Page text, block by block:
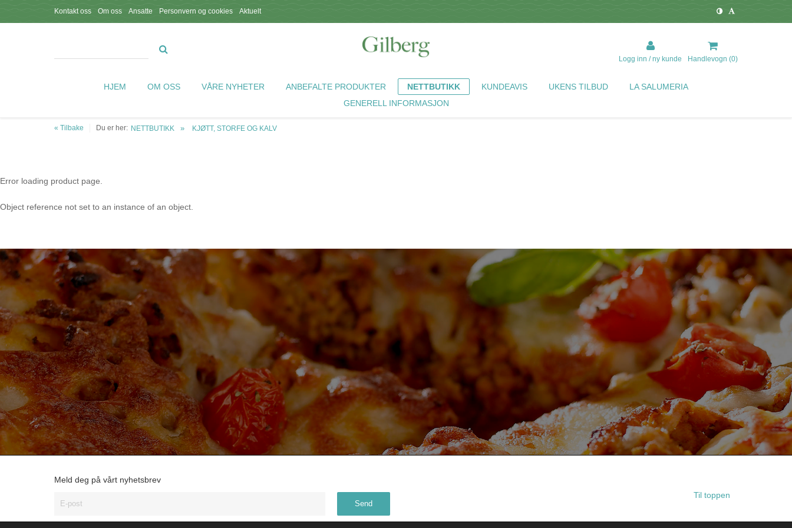
Kontakt oss Om oss Ansatte Personvern og cookies Aktuelt
Logg inn / ny kunde Handlevogn (0)
HJEM OM OSS VÅRE NYHETER ANBEFALTE PRODUKTER NETTBUTIKK KUNDEAVIS UKENS TILBUD
LA SALUMERIA
GENERELL INFORMASJON
« Tilbake Du er her: NETTBUTIKK KJØTT, STORFE OG KALV
Error loading product page.
Object reference not set to an instance of an object.
Meld deg på vårt nyhetsbrev
Til toppen